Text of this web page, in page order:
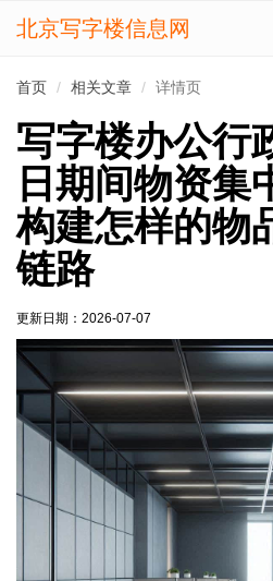
北京写字楼信息网
首页 相关文章 详情页
写字楼办公行
日期间物资集
构建怎样的物
链路
更新日期： 2026-07-07